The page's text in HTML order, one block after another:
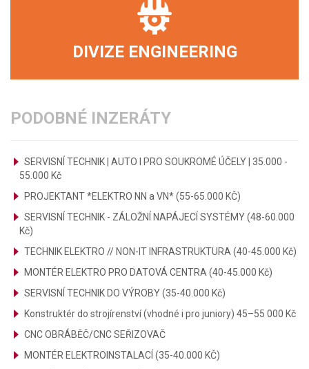
DIVIZE ENGINEERING
PODOBNÉ INZERÁTY
SERVISNÍ TECHNIK | AUTO I PRO SOUKROMÉ ÚČELY | 35.000 -
55.000 Kč
PROJEKTANT *ELEKTRO NN a VN* (55-65.000 KČ)
SERVISNÍ TECHNIK - ZÁLOŽNÍ NAPÁJECÍ SYSTÉMY (48-60.000
Kč)
TECHNIK ELEKTRO // NON-IT INFRASTRUKTURA (40-45.000 Kč)
MONTÉR ELEKTRO PRO DATOVÁ CENTRA (40-45.000 Kč)
SERVISNÍ TECHNIK DO VÝROBY (35-40.000 Kč)
Konstruktér do strojírenství (vhodné i pro juniory) 45–55 000 Kč
CNC OBRÁBĚČ/CNC SEŘIZOVAČ
MONTÉR ELEKTROINSTALACÍ (35-40.000 KČ)